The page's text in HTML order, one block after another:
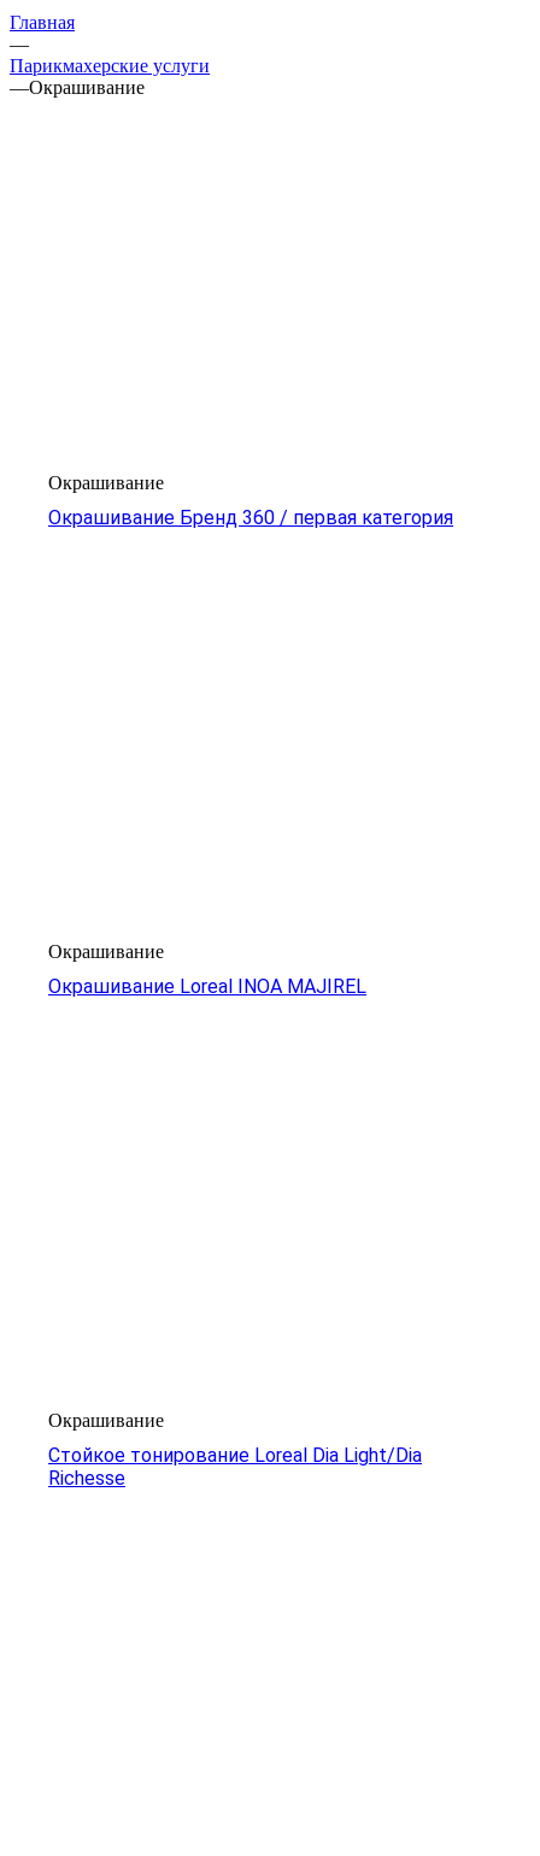
Главная
—
Парикмахерские услуги
—Окрашивание
Окрашивание
Окрашивание Бренд 360 / первая категория
Окрашивание
Окрашивание Loreal INOA MAJIREL
Окрашивание
Стойкое тонирование Loreal Dia Light/Dia
Richesse